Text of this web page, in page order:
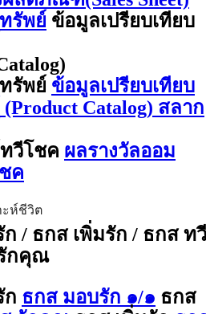
รัพย์ ข้อมูลเปรียบเทียบ
รัพย์ ข้อมูลเปรียบเทียบ
Catalog) สลาก
วีโชค ผลรางวัลออม
ค
ะห์ชีวิต
/ ธกส เพิ่มรัก / ธกส ทวี
กคุณ
ก ธกส มอบรัก ๑/๑ ธกส